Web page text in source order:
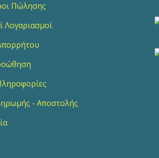
Πώλησης
Λογαριασμοί
- Αποστολής